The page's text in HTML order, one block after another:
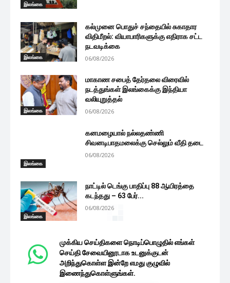
இலங்கை
இலங்கை
கல்முனை பொதுச் சந்தையில் சுகாதார
விதிமீறல்: வியாபாரிகளுக்கு எதிராக சட்ட
நடவடிக்கை
06/08/2026
இலங்கை
மாகாண சபைத் தேர்தலை விரைவில்
நடத்துங்கள் இலங்கைக்கு இந்தியா
வலியுறுத்தல்
06/08/2026
இலங்கை
கனமழையால் நல்லதண்ணி
சிவனடிபாதமலைக்கு செல்லும் வீதி தடை
06/08/2026
இலங்கை
நாட்டில் டெங்கு பாதிப்பு 88 ஆயிரத்தை
கடந்தது – 63 பேர்...
06/08/2026
முக்கிய செய்திகளை நொடிப்பொழுதில் எங்கள்
செய்தி சேவையினூடாக உடனுக்குடன்
அறிந்துகொள்ள இன்றே எமது குழுவில்
இணைந்துகொள்ளுங்கள்.